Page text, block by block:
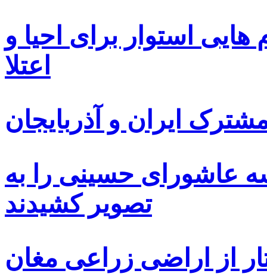
استوار برای احیا و
اعتلا
ایران و آذربایجان
عاشورای حسینی را به
تصویر کشیدند
از اراضی زراعی مغان